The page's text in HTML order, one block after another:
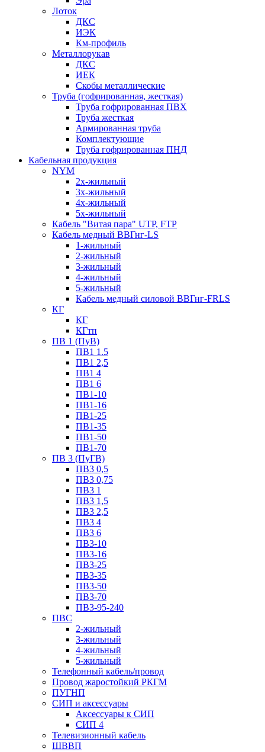
Лоток
ДКС
ИЭК
Км-профиль
Металлорукав
ДКС
ИЕК
Скобы металлические
Труба (гофрированная, жесткая)
Труба гофрированная ПВХ
Труба жесткая
Армированная труба
Комплектующие
Труба гофрированная ПНД
Кабельная продукция
NYM
2х-жильный
3х-жильный
4х-жильный
5х-жильный
Кабель "Витая пара" UTP, FTP
Кабель медный ВВГнг-LS
1-жильный
2-жильный
3-жильный
4-жильный
5-жильный
Кабель медный силовой ВВГнг-FRLS
КГ
КГ
КГтп
ПВ 1 (ПуВ)
ПВ1 1.5
ПВ1 2,5
ПВ1 4
ПВ1 6
ПВ1-10
ПВ1-16
ПВ1-25
ПВ1-35
ПВ1-50
ПВ1-70
ПВ 3 (ПуГВ)
ПВ3 0,5
ПВ3 0,75
ПВ3 1
ПВ3 1,5
ПВ3 2,5
ПВ3 4
ПВ3 6
ПВ3-10
ПВ3-16
ПВ3-25
ПВ3-35
ПВ3-50
ПВ3-70
ПВ3-95-240
ПВС
2-жильный
3-жильный
4-жильный
5-жильный
Телефонный кабель/провод
Провод жаростойкий РКГМ
ПУГНП
СИП и аксессуары
Аксессуары к СИП
СИП 4
Телевизионный кабель
ШВВП